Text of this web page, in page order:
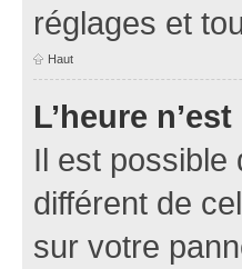
réglages et
Haut
L’heure
Il est possible
différent de
sur votre